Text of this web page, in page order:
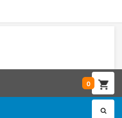
0